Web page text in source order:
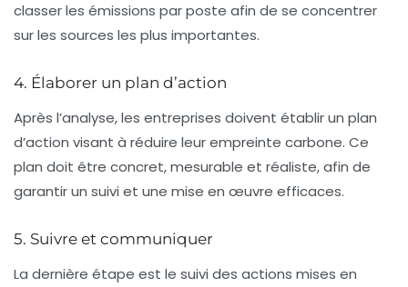
classer les émissions par poste afin de se concentrer
sur les sources les plus importantes.
4. Élaborer un plan d’action
Après l’analyse, les entreprises doivent établir un plan
d’action visant à réduire leur empreinte carbone. Ce
plan doit être concret, mesurable et réaliste, afin de
garantir un suivi et une mise en œuvre efficaces.
5. Suivre et communiquer
La dernière étape est le suivi des actions mises en